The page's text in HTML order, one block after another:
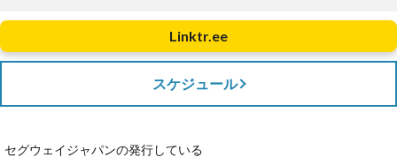
Linktr.ee
スケジュール
セグウェイジャパンの発行している